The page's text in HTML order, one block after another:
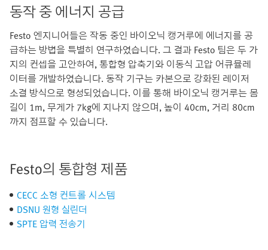
동작 중 에너지 공급
Festo 엔지니어들은 작동 중인 바이오닉 캥거루에 에너지를 공
급하는 방법을 특별히 연구하였습니다. 그 결과 Festo 팀은 두 가
지의 컨셉을 고안하여, 통합형 압축기와 이동식 고압 어큐뮬레
이터를 개발하였습니다. 동작 기구는 카본으로 강화된 레이저
소결 방식으로 형성되었습니다. 이를 통해 바이오닉 캥거루는 몸
길이 1m, 무게가 7kg에 지나지 않으며, 높이 40cm, 거리 80cm
까지 점프할 수 있습니다.
Festo의 통합형 제품
CECC 소형 컨트롤 시스템
DSNU 원형 실린더
SPTE 압력 전송기